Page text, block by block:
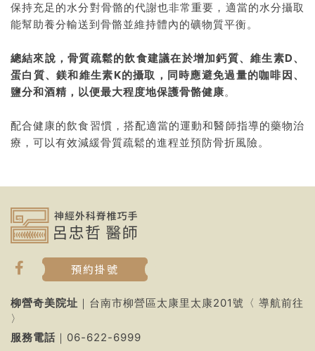
保持充足的水分對骨骼的代謝也非常重要，適當的水分攝取
能幫助養分輸送到骨骼並維持體內的礦物質平衡。
總結來說，骨質疏鬆的飲食建議在於增加鈣質、維生素D、
蛋白質、鎂和維生素K的攝取，同時應避免過量的咖啡因、
鹽分和酒精，以便最大程度地保護骨骼健康。
配合健康的飲食習慣，搭配適當的運動和醫師指導的藥物治
療，可以有效減緩骨質疏鬆的進程並預防骨折風險。
預約掛號
柳營奇美院址 ｜台南市柳營區太康里太康201號〈 導航前往
〉
服務電話 ｜ 06-622-6999